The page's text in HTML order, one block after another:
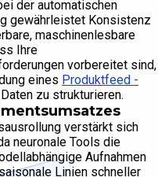
der automatischen
gewährleistet Konsistenz
maschinenlesbare
Ihre
vorbereitet sind,
eines Produktfeed -
zu strukturieren.
verstärkt sich
neuronale Tools die
Aufnahmen
Linien schneller